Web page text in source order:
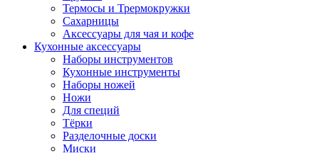
Термосы и Трермокружки
Сахарницы
Аксессуары для чая и кофе
Кухонные аксессуары
Наборы инструментов
Кухонные инструменты
Наборы ножей
Ножи
Для специй
Тёрки
Разделочные доски
Миски